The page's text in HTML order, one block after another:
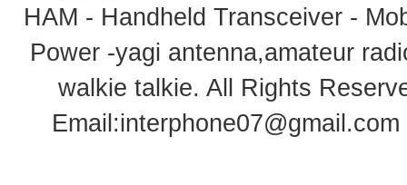
HAM - Handheld Transceiver -
Power -yagi antenna,amateur
walkie talkie. All Rights
Email:interphone07@gmail.com